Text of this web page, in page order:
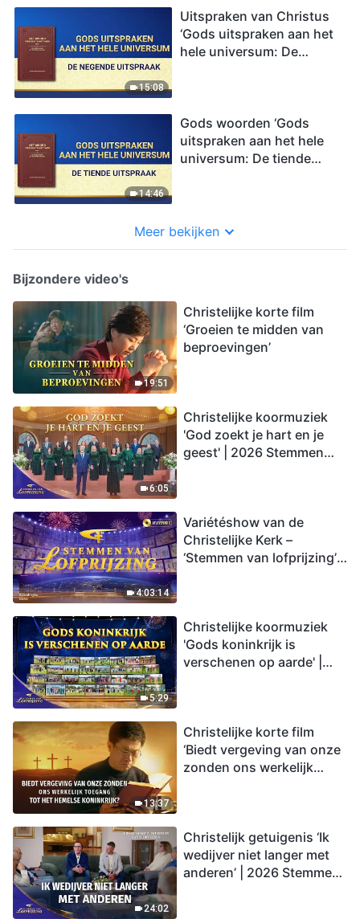
15:08
Uitspraken van Christus
‘Gods uitspraken aan het
hele universum: De
14:46
Gods woorden ‘Gods
uitspraken aan het hele
universum: De tiende
Meer bekijken
Bijzondere video's
19:51
Christelijke korte film
‘Groeien te midden van
beproevingen’
6:05
Christelijke koormuziek
'God zoekt je hart en je
geest' | 2026 Stemmen
4:03:14
Variétéshow van de
Christelijke Kerk –
‘Stemmen van lofprijzing’,
5:29
Christelijke koormuziek
'Gods koninkrijk is
verschenen op aarde' |
13:37
Christelijke korte film
‘Biedt vergeving van onze
zonden ons werkelijk
24:02
Christelijk getuigenis ‘Ik
wedijver niet langer met
anderen’ | 2026 Stemmen